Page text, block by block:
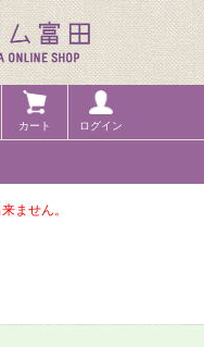
カート ログイン
ません。